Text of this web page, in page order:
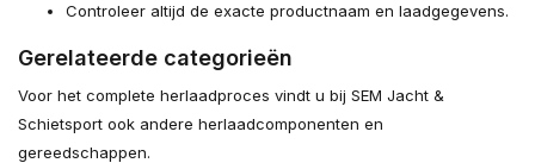
Controleer altijd de exacte productnaam en laadgegevens.
Gerelateerde categorieën
Voor het complete herlaadproces vindt u bij SEM Jacht &
Schietsport ook andere herlaadcomponenten en
gereedschappen.